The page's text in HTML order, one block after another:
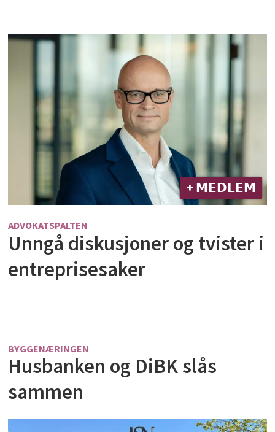
+ 𝗠𝗘𝗗𝗟𝗘𝗠
ADVOKATSPALTEN
Unngå diskusjoner og tvister i
entreprisesaker
BYGGENÆRINGEN
Husbanken og DiBK slås
sammen